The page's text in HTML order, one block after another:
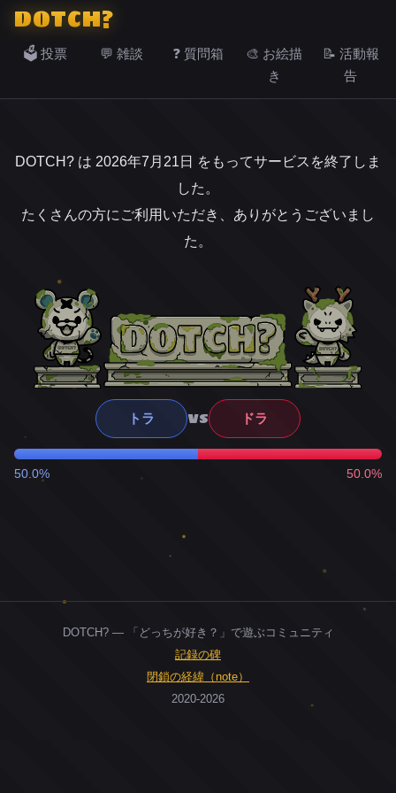
DOTCH?
🗳️ 投票 💬 雑談 ❓ 質問箱
🎨 お絵描
き
📝 活動報
告
DOTCH? は 2026年7月21日 をもってサービスを終了しま
した。
たくさんの方にご利用いただき、ありがとうございまし
た。
トラ VS ドラ
50.0% 50.0%
DOTCH? — 「どっちが好き？」で遊ぶコミュニティ
記録の碑
閉鎖の経緯（note）
2020-2026